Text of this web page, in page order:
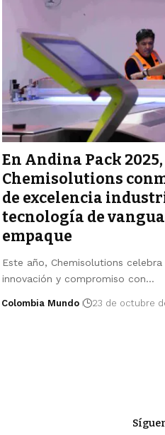
En Andina Pack 2025,
Chemisolutions
de excelencia
tecnología de
empaque
Este año, Chemisolutions
innovación y compromiso con…
Colombia Mundo 23 de octubre